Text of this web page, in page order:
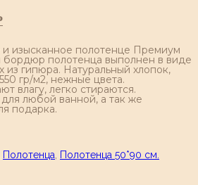
изысканное полотенце Премиум
бордюр полотенца выполнен в виде
из гипюра. Натуральный хлопок,
гр/м2, нежные цвета.
влагу, легко стираются.
любой ванной, а так же
подарка.
Полотенца
Полотенца 50*90 см.